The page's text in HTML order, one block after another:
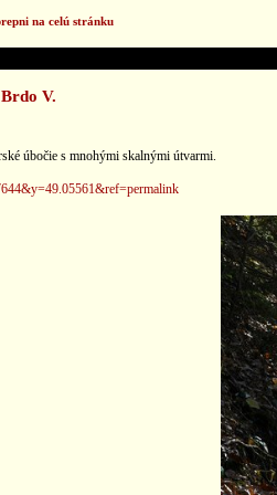
na celú stránku
V.
úbočie s mnohými skalnými útvarmi.